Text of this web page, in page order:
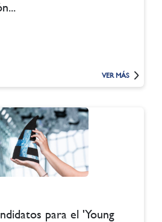
VER MÁS
para el 'Young